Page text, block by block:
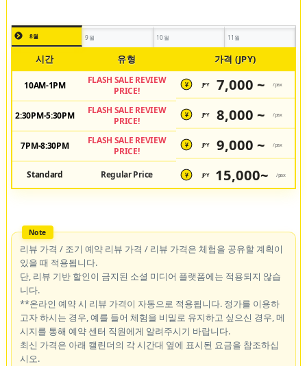
8월 9월 10월 11월
시간 유형 가격 (JPY)
10AM-1PM
FLASH SALE REVIEW
PRICE!
¥ JPY 7,000 ~ /pax
2:30PM-5:30PM
FLASH SALE REVIEW
PRICE!
¥ JPY 8,000 ~ /pax
7PM-8:30PM
FLASH SALE REVIEW
PRICE!
¥ JPY 9,000 ~ /pax
Standard Regular Price ¥ JPY 15,000~ /pax
리뷰 가격 / 조기 예약 리뷰 가격 / 리뷰 가격은 체험을 공유할 계획이
있을 때 적용됩니다.
단, 리뷰 기반 할인이 금지된 소셜 미디어 플랫폼에는 적용되지 않습
니다.
**온라인 예약 시 리뷰 가격이 자동으로 적용됩니다. 정가를 이용하
고자 하시는 경우, 예를 들어 체험을 비밀로 유지하고 싶으신 경우, 메
시지를 통해 예약 센터 직원에게 알려주시기 바랍니다.
최신 가격은 아래 캘린더의 각 시간대 옆에 표시된 요금을 참조하십
시오.